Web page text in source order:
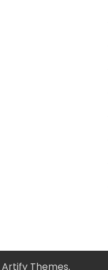
Artify Themes.